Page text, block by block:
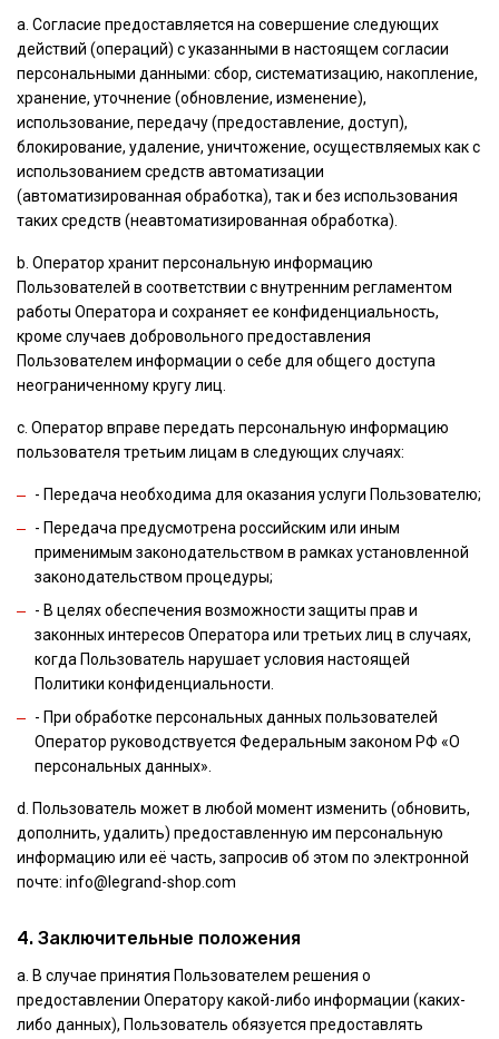
а. Согласие предоставляется на совершение следующих
действий (операций) с указанными в настоящем согласии
персональными данными: сбор, систематизацию, накопление,
хранение, уточнение (обновление, изменение),
использование, передачу (предоставление, доступ),
блокирование, удаление, уничтожение, осуществляемых как с
использованием средств автоматизации
(автоматизированная обработка), так и без использования
таких средств (неавтоматизированная обработка).
b. Оператор хранит персональную информацию
Пользователей в соответствии с внутренним регламентом
работы Оператора и сохраняет ее конфиденциальность,
кроме случаев добровольного предоставления
Пользователем информации о себе для общего доступа
неограниченному кругу лиц.
с. Оператор вправе передать персональную информацию
пользователя третьим лицам в следующих случаях:
- Передача необходима для оказания услуги Пользователю;
- Передача предусмотрена российским или иным
применимым законодательством в рамках установленной
законодательством процедуры;
- В целях обеспечения возможности защиты прав и
законных интересов Оператора или третьих лиц в случаях,
когда Пользователь нарушает условия настоящей
Политики конфиденциальности.
- При обработке персональных данных пользователей
Оператор руководствуется Федеральным законом РФ «О
персональных данных».
d. Пользователь может в любой момент изменить (обновить,
дополнить, удалить) предоставленную им персональную
информацию или её часть, запросив об этом по электронной
почте: info@legrand-shop.com
4. Заключительные положения
а. В случае принятия Пользователем решения о
предоставлении Оператору какой-либо информации (каких-
либо данных), Пользователь обязуется предоставлять